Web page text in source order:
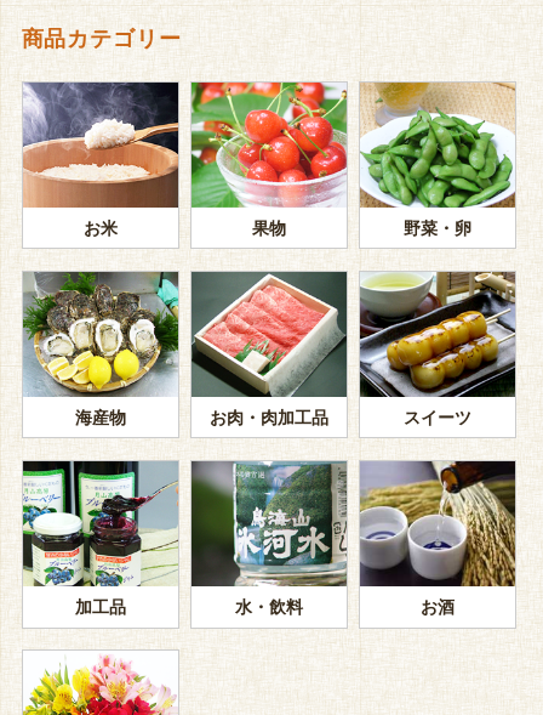
商品カテゴリー
お米 果物 野菜・卵
海産物 お肉・肉加工品 スイーツ
加工品 水・飲料 お酒